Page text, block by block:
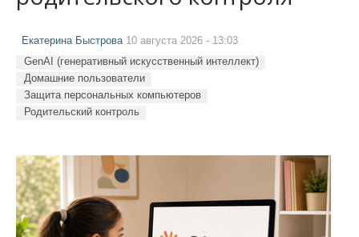
Екатерина Быстрова 10 августа 2026 - 13:03
GenAI (генеративный искусственный интеллект)
Домашние пользователи
Защита персональных компьютеров
Родительский контроль